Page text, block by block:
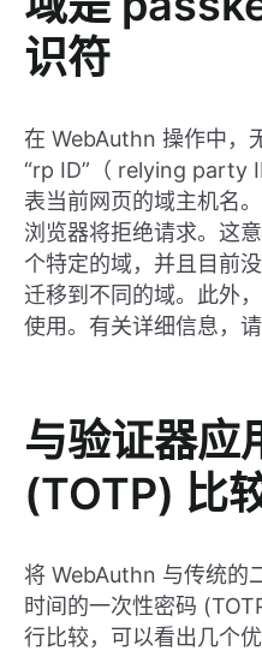
识符
在 WebAuthn 操作中，
“rp ID”（ relying party
表当前网页的域主机名
浏览器将拒绝请求。这
个特定的域，并且目前
迁移到不同的域。此外
使用。有关详细信息，
与验证器应
(TOTP) 比
将 WebAuthn 与传统的
时间的一次性密码
行比较，可以看出几个